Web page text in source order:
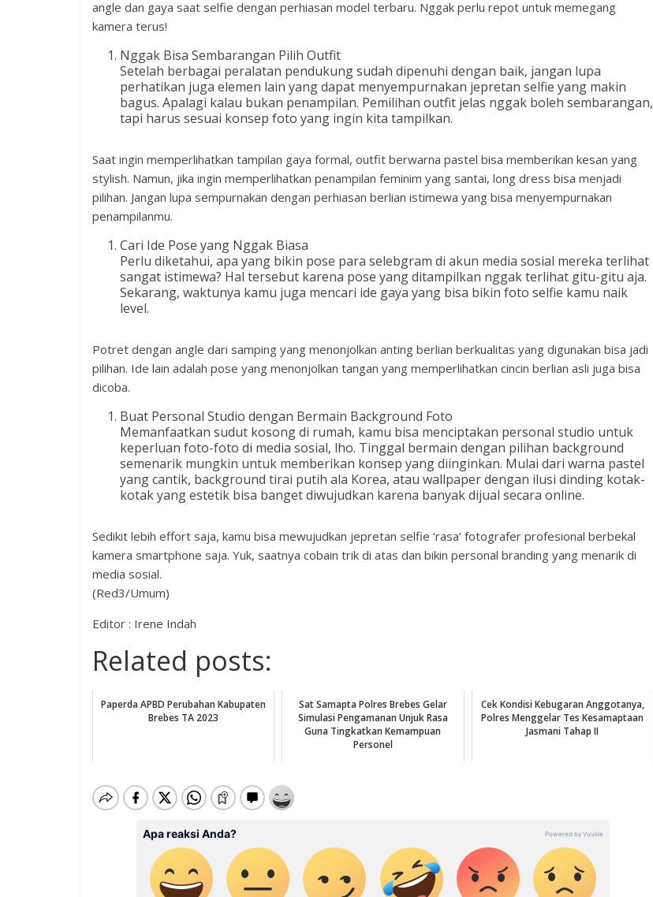
angle dan gaya saat selfie dengan perhiasan model terbaru. Nggak perlu repot untuk memegang
kamera terus!
Nggak Bisa Sembarangan Pilih Outfit
Setelah berbagai peralatan pendukung sudah dipenuhi dengan baik, jangan lupa
perhatikan juga elemen lain yang dapat menyempurnakan jepretan selfie yang makin
bagus. Apalagi kalau bukan penampilan. Pemilihan outfit jelas nggak boleh sembarangan,
tapi harus sesuai konsep foto yang ingin kita tampilkan.
Saat ingin memperlihatkan tampilan gaya formal, outfit berwarna pastel bisa memberikan kesan yang
stylish. Namun, jika ingin memperlihatkan penampilan feminim yang santai, long dress bisa menjadi
pilihan. Jangan lupa sempurnakan dengan perhiasan berlian istimewa yang bisa menyempurnakan
penampilanmu.
Cari Ide Pose yang Nggak Biasa
Perlu diketahui, apa yang bikin pose para selebgram di akun media sosial mereka terlihat
sangat istimewa? Hal tersebut karena pose yang ditampilkan nggak terlihat gitu-gitu aja.
Sekarang, waktunya kamu juga mencari ide gaya yang bisa bikin foto selfie kamu naik
level.
Potret dengan angle dari samping yang menonjolkan anting berlian berkualitas yang digunakan bisa jadi
pilihan. Ide lain adalah pose yang menonjolkan tangan yang memperlihatkan cincin berlian asli juga bisa
dicoba.
Buat Personal Studio dengan Bermain Background Foto
Memanfaatkan sudut kosong di rumah, kamu bisa menciptakan personal studio untuk
keperluan foto-foto di media sosial, lho. Tinggal bermain dengan pilihan background
semenarik mungkin untuk memberikan konsep yang diinginkan. Mulai dari warna pastel
yang cantik, background tirai putih ala Korea, atau wallpaper dengan ilusi dinding kotak-
kotak yang estetik bisa banget diwujudkan karena banyak dijual secara online.
Sedikit lebih effort saja, kamu bisa mewujudkan jepretan selfie ‘rasa’ fotografer profesional berbekal
kamera smartphone saja. Yuk, saatnya cobain trik di atas dan bikin personal branding yang menarik di
media sosial.
(Red3/Umum)
Editor : Irene Indah
Related posts:
Paperda APBD Perubahan Kabupaten
Brebes TA 2023
Sat Samapta Polres Brebes Gelar
Simulasi Pengamanan Unjuk Rasa
Guna Tingkatkan Kemampuan
Personel
Cek Kondisi Kebugaran Anggotanya,
Polres Menggelar Tes Kesamaptaan
Jasmani Tahap II